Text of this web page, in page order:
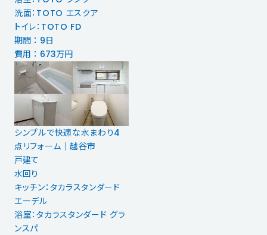
洗面：TOTO エスクア
トイレ：TOTO FD
期間 ： 9日
費用 ： 673万円
シンプルで快適な水まわり4
点リフォーム｜越谷市
戸建て
水回り
キッチン：タカラスタンダード
エーデル
浴室：タカラスタンダード グラ
ンスパ